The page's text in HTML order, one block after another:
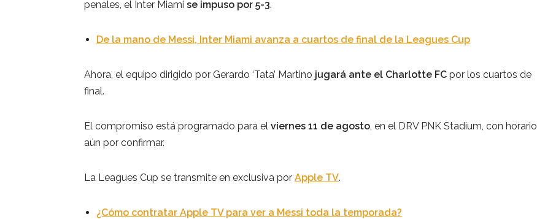
penales, el Inter Miami se impuso por 5-3.
De la mano de Messi, Inter Miami avanza a cuartos de final de la Leagues Cup
Ahora, el equipo dirigido por Gerardo ‘Tata’ Martino jugará ante el Charlotte FC por los cuartos de
final.
El compromiso está programado para el viernes 11 de agosto , en el DRV PNK Stadium, con horario
aún por confirmar.
La Leagues Cup se transmite en exclusiva por Apple TV.
¿Cómo contratar Apple TV para ver a Messi toda la temporada?